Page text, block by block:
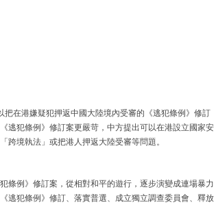
在港嫌疑犯押返中國大陸境內受審的《逃犯條例》修訂
逃犯條例》修訂案更嚴苛，中方提出可以在港設立國家安
跨境執法」或把港人押返大陸受審等問題。
條例》修訂案，從相對和平的遊行，逐步演變成連場暴力
逃犯條例》修訂、落實普選、成立獨立調查委員會、釋放